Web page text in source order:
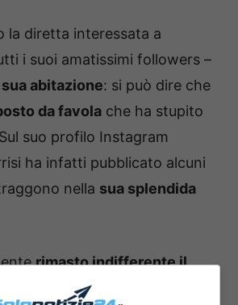
la diretta interessata a
i suoi amatissimi followers –
abitazione: si può dire che
da favola che ha stupito
suo profilo Instagram
ha infatti pubblicato alcuni
nella sua splendida
rimasto indifferente il
su cui sono presenti